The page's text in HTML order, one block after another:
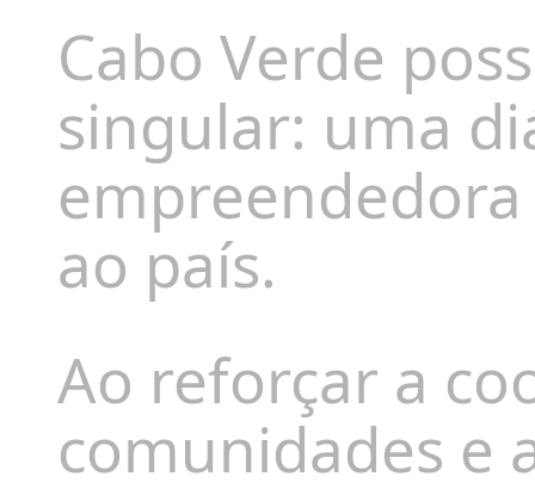
Cabo Verde
singular: uma
ao país.
Ao reforçar a
comunidades e